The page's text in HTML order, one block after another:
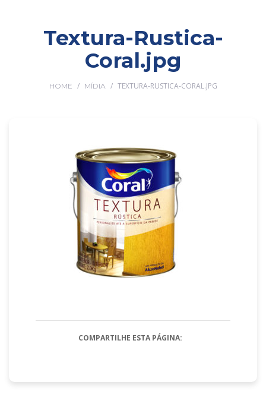
Textura-Rustica-
Coral.jpg
HOME / MÍDIA / TEXTURA-RUSTICA-CORAL.JPG
COMPARTILHE ESTA PÁGINA: